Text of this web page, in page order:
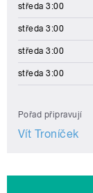
středa 3:00
středa 3:00
středa 3:00
středa 3:00
Pořad připravují
Vít Troníček